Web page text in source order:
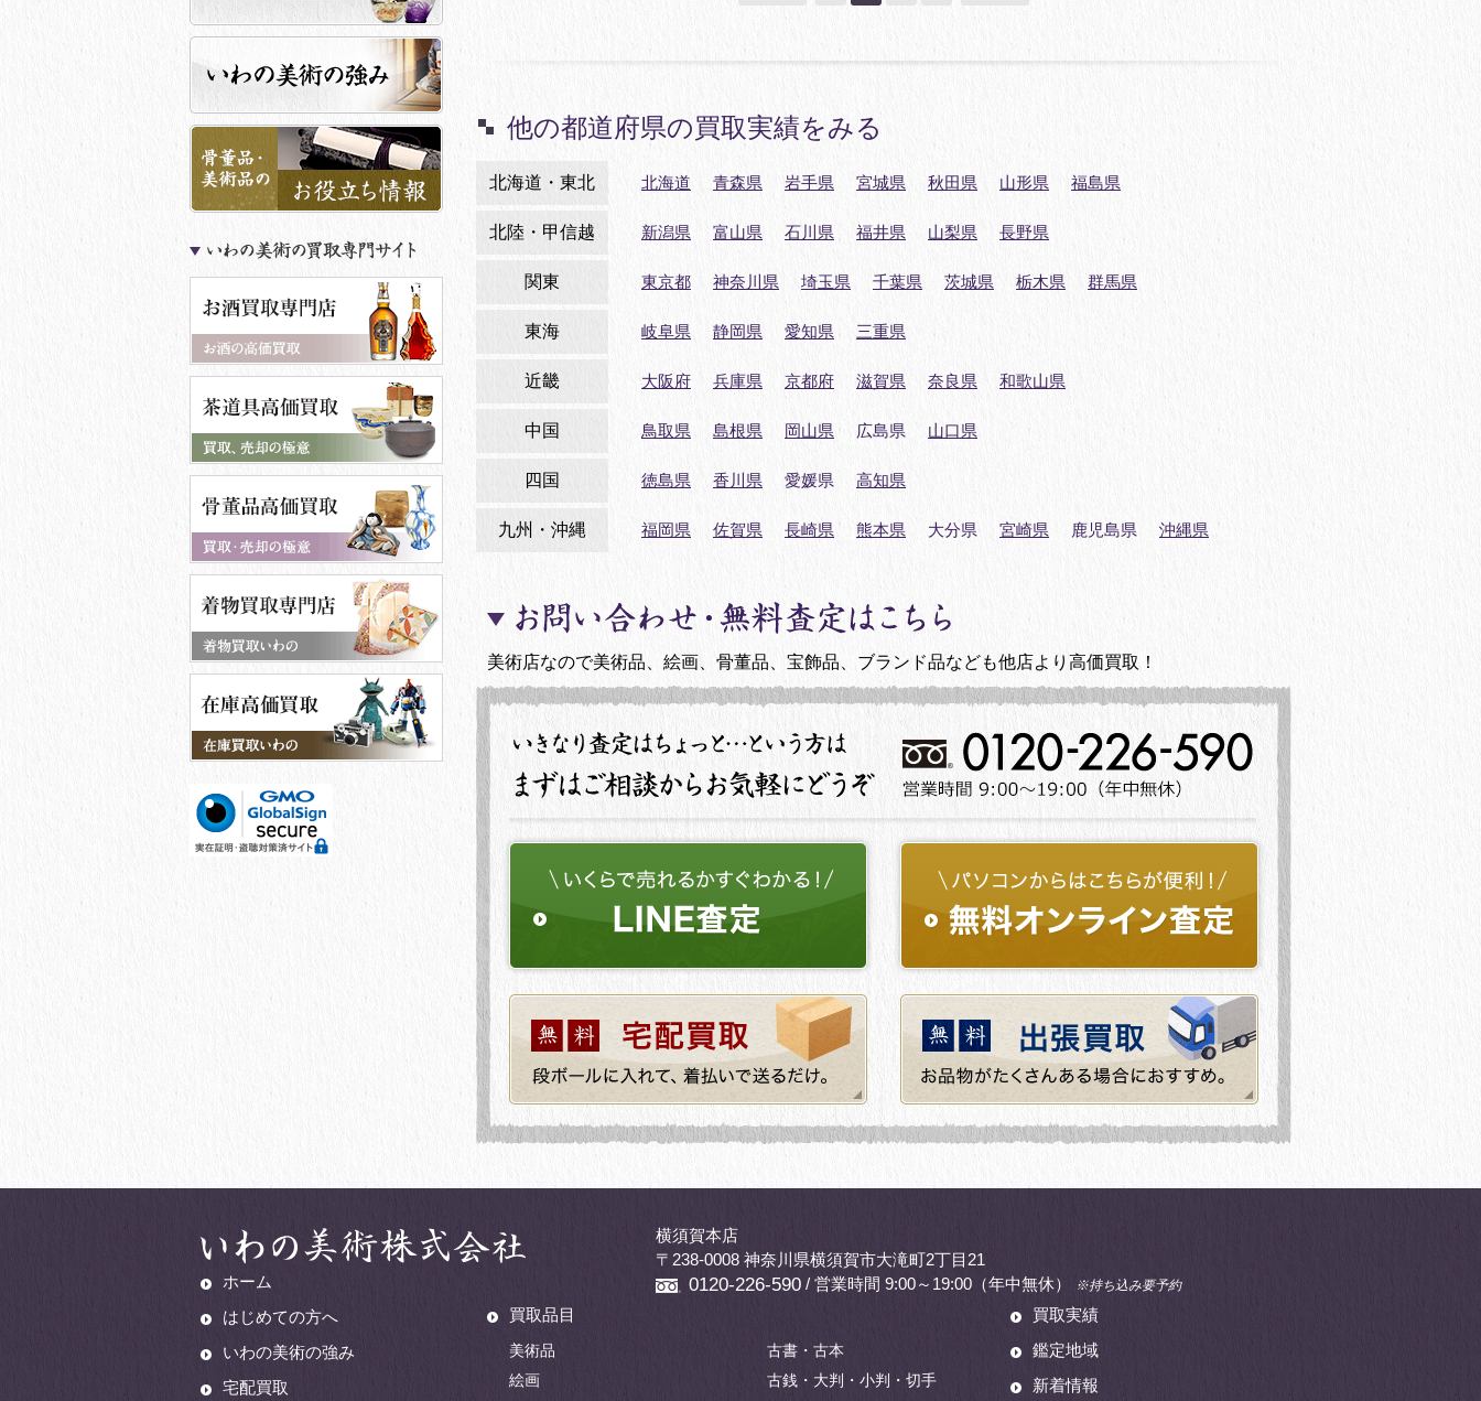
他の都道府県の買取実績をみる
北海道・東北 北海道 青森県 岩手県 宮城県 秋田県 山形県 福島県
北陸・甲信越 新潟県 富山県 石川県 福井県 山梨県 長野県
関東 東京都 神奈川県 埼玉県 千葉県 茨城県 栃木県 群馬県
東海 岐阜県 静岡県 愛知県 三重県
近畿 大阪府 兵庫県 京都府 滋賀県 奈良県 和歌山県
中国 鳥取県 島根県 岡山県 広島県 山口県
四国 徳島県 香川県 愛媛県 高知県
九州・沖縄 福岡県 佐賀県 長崎県 熊本県 大分県 宮崎県 鹿児島県 沖縄県
美術店なので美術品、絵画、骨董品、宝飾品、ブランド品なども他店より高価買取！
横須賀本店
〒238-0008 神奈川県横須賀市大滝町2丁目21
0120-226-590 / 営業時間 9:00～19:00（年中無休） ※持ち込み要予約
ホーム
はじめての方へ
いわの美術の強み
宅配買取
買取品目
美術品
絵画
古書・古本
古銭・大判・小判・切手
買取実績
鑑定地域
新着情報